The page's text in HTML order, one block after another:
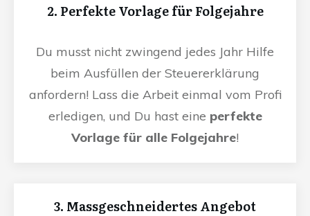
2. Perfekte Vorlage für Folgejahre
Du musst nicht zwingend jedes Jahr Hilfe
beim Ausfüllen der Steuererklärung
anfordern! Lass die Arbeit einmal vom Profi
erledigen, und Du hast eine perfekte
Vorlage für alle Folgejahre!
3. Massgeschneidertes Angebot